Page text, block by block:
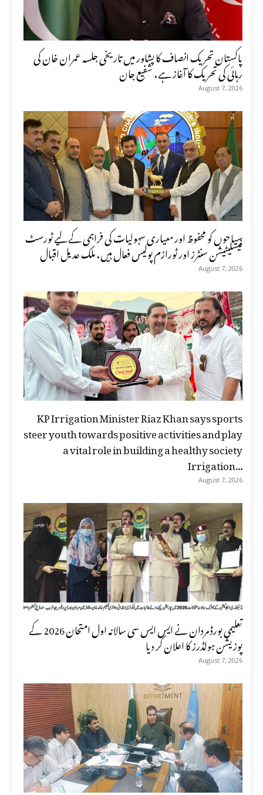
پاکستان تحریک انصاف کا پشاور میں تاریخی جلسہ عمران خان کی
رہائی کی تحریک کا آغاز ہے، شفیع جان
August 7, 2026
سیاحوں کو محفوظ اور معیاری سہولیات کی فراہمی کے لیے ٹورسٹ
فیسلیٹیشن سنٹرز اور ٹورازم پولیس فعال ہیں، ملک عدیل اقبال
August 7, 2026
KP Irrigation Minister Riaz Khan says sports
steer youth towards positive activities and play
a vital role in building a healthy society
Irrigation...
August 7, 2026
تعلیمی بورڈ مردان نے ایس ایس سی سالانہ اول امتحان 2026 کے
پوزیشن ہولڈرز کا اعلان کر دیا
August 7, 2026